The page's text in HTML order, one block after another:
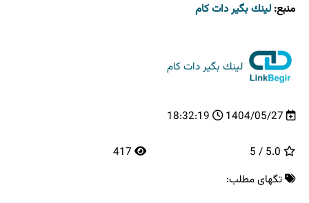
منبع: لینك بگیر دات كام
لینك بگیر دات كام
1404/05/27
18:32:19
تگهای مطلب: